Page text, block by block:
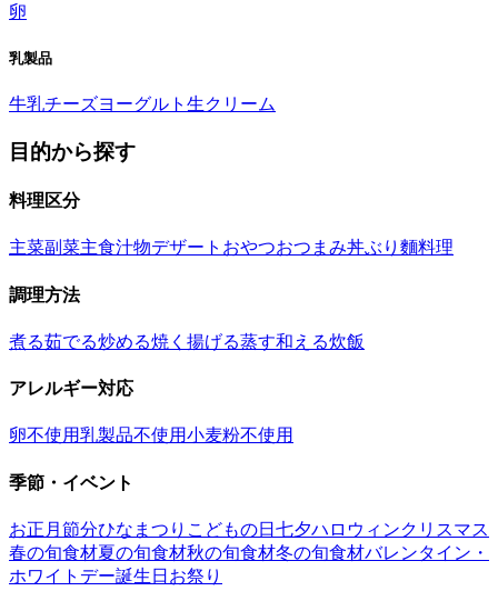
卵
乳製品
牛乳チーズヨーグルト 生クリーム
目的から探す
料理区分
主菜副菜主食汁物デザート おやつおつまみ丼ぶり 麵料理
調理方法
煮る茹でる炒める焼く 揚げる蒸す和える炊飯
アレルギー対応
卵不使用乳製品不使用小麦粉不使用
季節・イベント
お正月 節分ひなまつり こどもの日 七夕ハロウィンクリスマス
春の旬食材夏の旬食材秋の旬食材冬の旬食材バレンタイン・
ホワイトデー誕生日 お祭り